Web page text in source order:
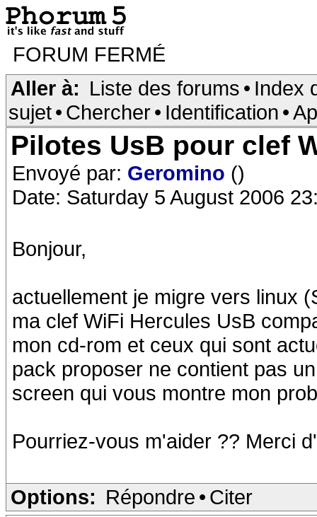
FORUM FERMÉ
Aller à: Liste des forums • Index
sujet• Chercher• Identification •
Pilotes UsB pour clef
Envoyé par: Geromino ()
Date: Saturday 5 August 2006
Bonjour,
actuellement je migre vers linux
ma clef WiFi Hercules UsB
mon cd-rom et ceux qui sont
pack proposer ne contient pas
screen qui vous montre mon
Pourriez-vous m'aider ?? Merci
Options: Répondre • Citer